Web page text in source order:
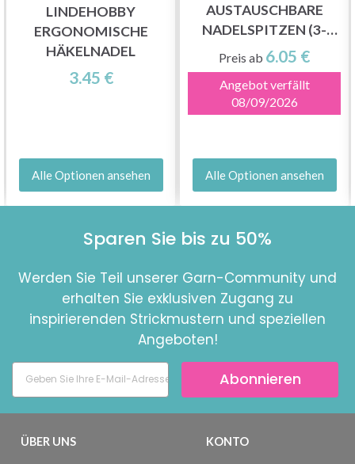
LINDEHOBBY
ERGONOMISCHE
HÄKELNADEL
3.45 €
Alle Optionen ansehen
AUSTAUSCHBARE
NADELSPITZEN (3-
15.00MM)
Preis ab 6.05 €
Angebot verfällt
08/09/2026
Alle Optionen ansehen
Sparen Sie bis zu 50%
Werden Sie Teil unserer Garn-Community und
erhalten Sie exklusiven Zugang zu
inspirierenden Strickmustern und speziellen
Angeboten!
Abonnieren
ÜBER UNS KONTO